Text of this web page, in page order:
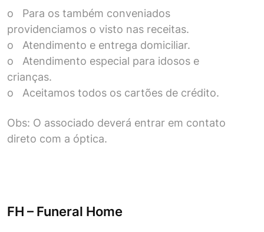
o Para os também conveniados
providenciamos o visto nas receitas.
o Atendimento e entrega domiciliar.
o Atendimento especial para idosos e
crianças.
o Aceitamos todos os cartões de crédito.
Obs: O associado deverá entrar em contato
direto com a óptica.
FH – Funeral Home